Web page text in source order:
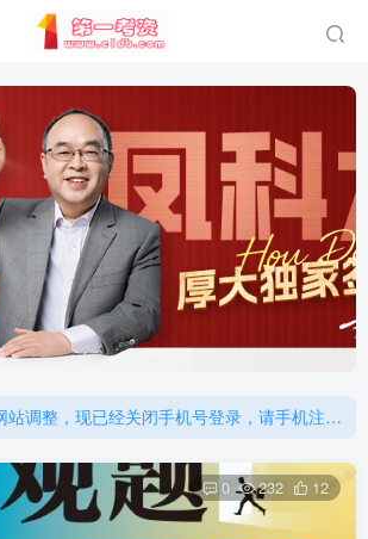
重要通知：因网站调整，现已经关闭手机号登录，请手机注册用户及时添加客服微信（微信号：dykz180），客服会协助将登陆方式更改为邮箱登录！
重要通知：因网站调整，现已经关闭手机号登录，请手机注册用户及时添加客服微信（微信号：dykz180），客服会协助将登陆方式更改为邮箱登录！
更新提示：已经更新部分机构主观题法考资料，推荐厚大的考点清单，高清版，特别适合学习！
0 232 12